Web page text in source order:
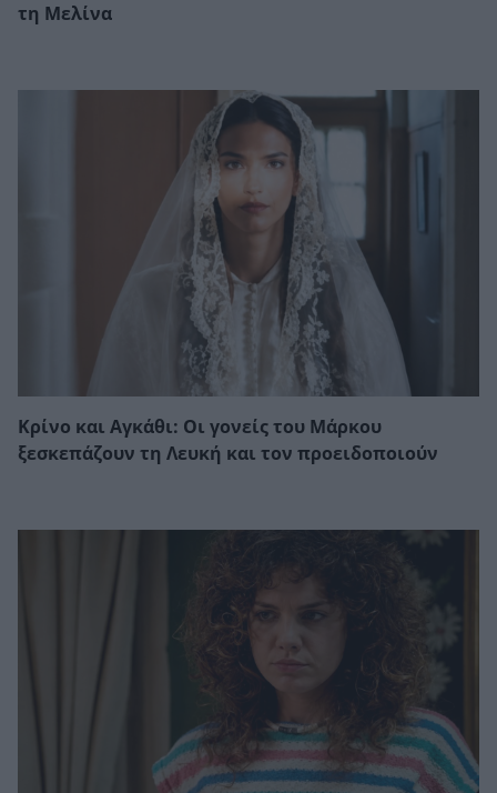
τη Μελίνα
Κρίνο και Αγκάθι: Οι γονείς του Μάρκου
ξεσκεπάζουν τη Λευκή και τον προειδοποιούν